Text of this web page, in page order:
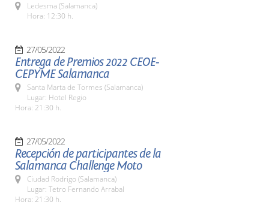
Ledesma (Salamanca)
Hora: 12:30 h.
27/05/2022
Entrega de Premios 2022 CEOE-
CEPYME Salamanca
Santa Marta de Tormes (Salamanca)
Lugar: Hotel Regio
Hora: 21:30 h.
27/05/2022
Recepción de participantes de la
Salamanca Challenge Moto
Ciudad Rodrigo (Salamanca)
Lugar: Tetro Fernando Arrabal
Hora: 21:30 h.